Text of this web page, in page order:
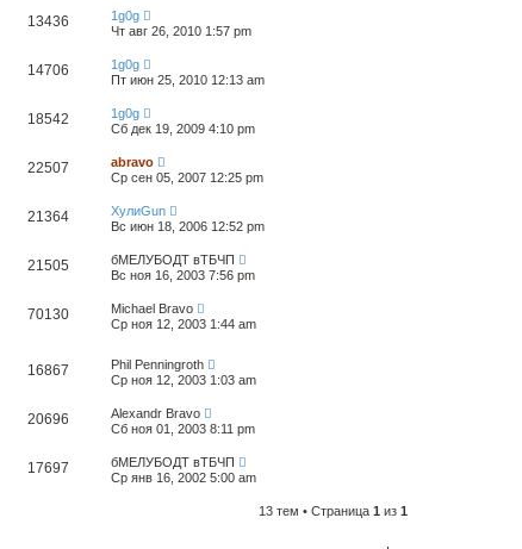
13436
1g0g
Чт авг 26, 2010 1:57 pm
14706
1g0g
Пт июн 25, 2010 12:13 am
18542
1g0g
Сб дек 19, 2009 4:10 pm
22507
abravo
Ср сен 05, 2007 12:25 pm
21364
ХулиGun
Вс июн 18, 2006 12:52 pm
21505
бМЕЛУБОДТ вТБЧП
Вс ноя 16, 2003 7:56 pm
70130
Michael Bravo
Ср ноя 12, 2003 1:44 am
16867
Phil Penningroth
Ср ноя 12, 2003 1:03 am
20696
Alexandr Bravo
Сб ноя 01, 2003 8:11 pm
17697
бМЕЛУБОДТ вТБЧП
Ср янв 16, 2002 5:00 am
13 тем • Страница 1 из 1